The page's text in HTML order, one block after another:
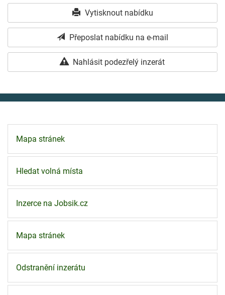
Vytisknout nabídku
Přeposlat nabídku na e-mail
Nahlásit podezřelý inzerát
Mapa stránek
Hledat volná místa
Inzerce na Jobsik.cz
Mapa stránek
Odstranění inzerátu